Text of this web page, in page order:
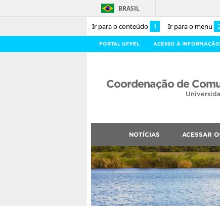
Ir para o conteúdo 1 Ir para o menu
BRASIL
PORTAL UFPEL ACESSO À INFORMAÇÃO
Coordenação de
NOTÍCIAS ACESSAR